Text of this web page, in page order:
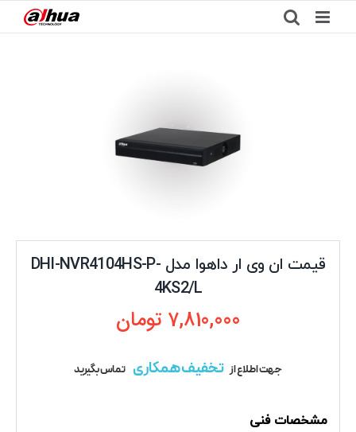
to
قیمت ان وی ار داهوا مدل DHI-NVR4104HS-P-
4KS2/L
7,810,000 تومان
جهت اطلاع از تخفیف همکاری تماس بگیرید
مشخصات فنی